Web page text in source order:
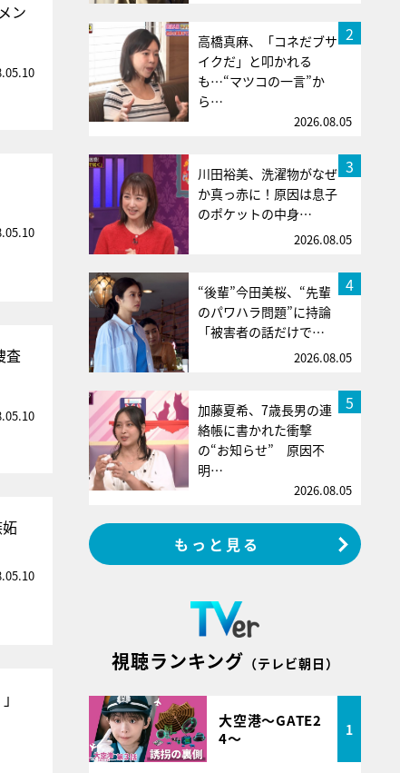
ン
査
2
高橋真麻、「コネだブサ
イクだ」と叩かれる
も…“マツコの一言”か
ら…
2026.08.05
3
川田裕美、洗濯物がなぜ
か真っ赤に！原因は息子
のポケットの中身…
2026.08.05
4
“後輩”今田美桜、“先輩
のパワハラ問題”に持論
「被害者の話だけで…
2026.08.05
5
加藤夏希、7歳長男の連
絡帳に書かれた衝撃
の“お知らせ” 原因不
明…
2026.08.05
もっと見る
視聴ランキング （テレビ朝日）
大空港～GATE2
4～
1